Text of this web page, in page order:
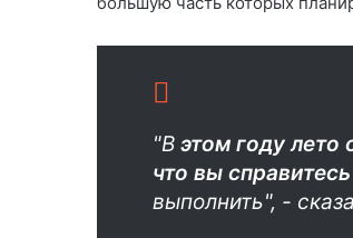
"В этом году лето
что вы
выполнить", -